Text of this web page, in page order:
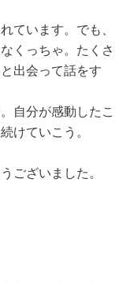
ています。でも、
くっちゃ。たくさ
出会って話をす
自分が感動したこ
けていこう。
ございました。